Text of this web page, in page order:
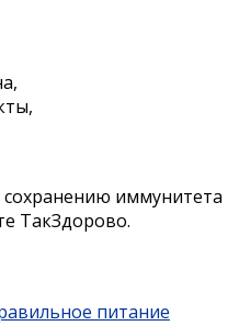
иммунитета
ТакЗдорово.
питание